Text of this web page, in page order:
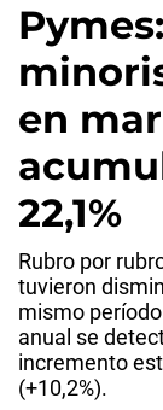
en
22,1%
Rubro por
tuvieron
mismo
anual se
incremento
(+10,2%).